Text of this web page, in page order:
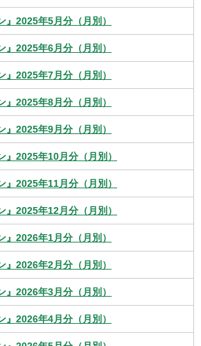
』2025年5月分（月別）
』2025年6月分（月別）
』2025年7月分（月別）
』2025年8月分（月別）
』2025年9月分（月別）
』2025年10月分（月別）
』2025年11月分（月別）
』2025年12月分（月別）
』2026年1月分（月別）
』2026年2月分（月別）
』2026年3月分（月別）
』2026年4月分（月別）